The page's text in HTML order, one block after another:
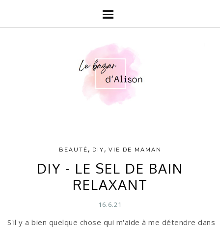
BEAUTÉ , DIY , VIE DE MAMAN
DIY - LE SEL DE BAIN
RELAXANT
16.6.21
S'il y a bien quelque chose qui m'aide à me détendre dans